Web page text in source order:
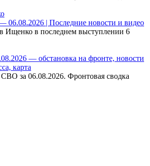
06.08.2026 | Последние новости и видео
Ищенко в последнем выступлении 6
— обстановка на фронте, новости
карта
за 06.08.2026. Фронтовая сводка